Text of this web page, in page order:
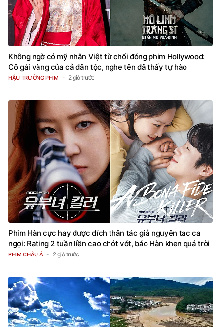
Không ngờ có mỹ nhân Việt từ chối đóng phim Hollywood:
Cô gái vàng của cả dân tộc, nghe tên đã thấy tự hào
HẬU TRƯỜNG PHIM 2 giờ trước
Phim Hàn cực hay được đích thân tác giả nguyên tác ca
ngợi: Rating 2 tuần liền cao chót vót, báo Hàn khen quá trời
PHIM CHÂU Á 2 giờ trước